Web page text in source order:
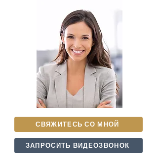
СВЯЖИТЕСЬ СО МНОЙ
ЗАПРОСИТЬ ВИДЕОЗВОНОК